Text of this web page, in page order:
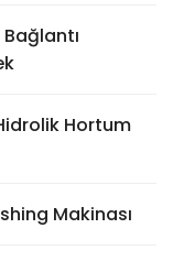
Hortum
Makinası